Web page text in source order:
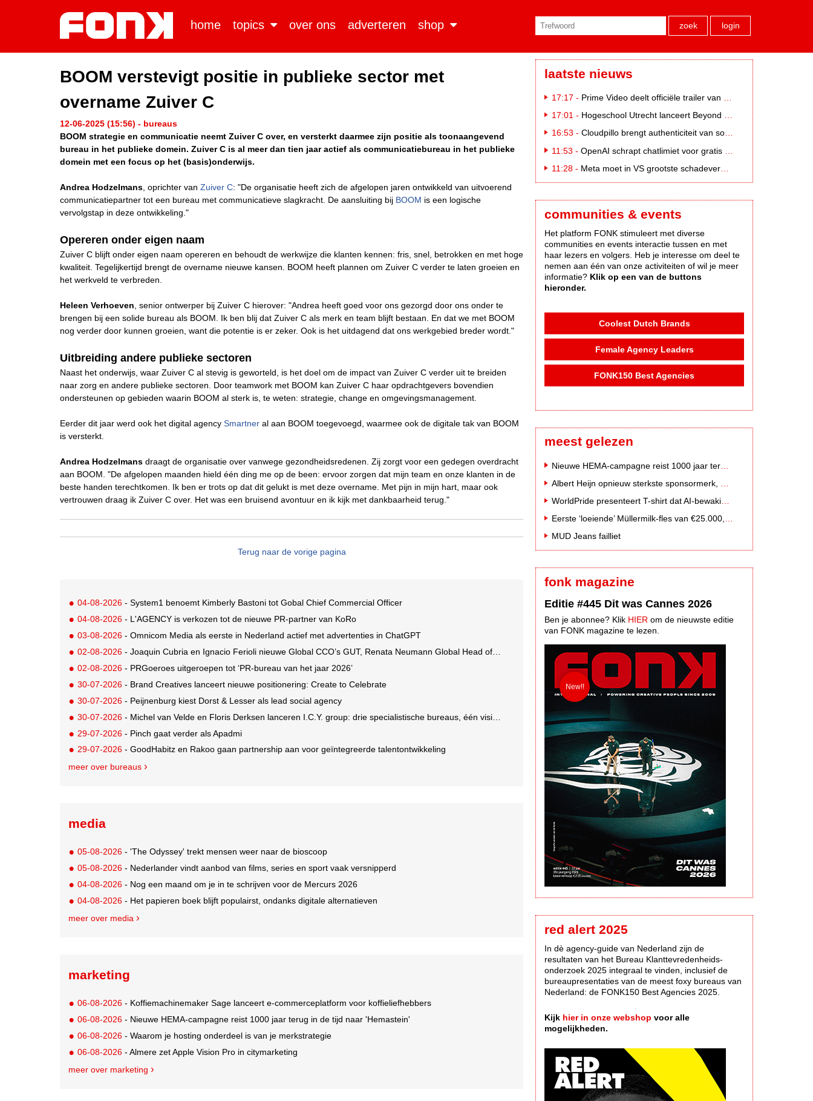
home topics over ons adverteren shop zoek login
BOOM verstevigt positie in publieke sector met
overname Zuiver C
12-06-2025 (15:56) - bureaus
BOOM strategie en communicatie neemt Zuiver C over, en versterkt daarmee zijn positie als toonaangevend
bureau in het publieke domein. Zuiver C is al meer dan tien jaar actief als communicatiebureau in het publieke
domein met een focus op het (basis)onderwijs.
Andrea Hodzelmans , oprichter van Zuiver C: "De organisatie heeft zich de afgelopen jaren ontwikkeld van uitvoerend
communicatiepartner tot een bureau met communicatieve slagkracht. De aansluiting bij BOOM is een logische
vervolgstap in deze ontwikkeling."
Opereren onder eigen naam
Zuiver C blijft onder eigen naam opereren en behoudt de werkwijze die klanten kennen: fris, snel, betrokken en met hoge
kwaliteit. Tegelijkertijd brengt de overname nieuwe kansen. BOOM heeft plannen om Zuiver C verder te laten groeien en
het werkveld te verbreden.
Heleen Verhoeven , senior ontwerper bij Zuiver C hierover: "Andrea heeft goed voor ons gezorgd door ons onder te
brengen bij een solide bureau als BOOM. Ik ben blij dat Zuiver C als merk en team blijft bestaan. En dat we met BOOM
nog verder door kunnen groeien, want die potentie is er zeker. Ook is het uitdagend dat ons werkgebied breder wordt."
Uitbreiding andere publieke sectoren
Naast het onderwijs, waar Zuiver C al stevig is geworteld, is het doel om de impact van Zuiver C verder uit te breiden
naar zorg en andere publieke sectoren. Door teamwork met BOOM kan Zuiver C haar opdrachtgevers bovendien
ondersteunen op gebieden waarin BOOM al sterk is, te weten: strategie, change en omgevingsmanagement.
Eerder dit jaar werd ook het digital agency Smartner al aan BOOM toegevoegd, waarmee ook de digitale tak van BOOM
is versterkt.
Andrea Hodzelmans draagt de organisatie over vanwege gezondheidsredenen. Zij zorgt voor een gedegen overdracht
aan BOOM. "De afgelopen maanden hield één ding me op de been: ervoor zorgen dat mijn team en onze klanten in de
beste handen terechtkomen. Ik ben er trots op dat dit gelukt is met deze overname. Met pijn in mijn hart, maar ook
vertrouwen draag ik Zuiver C over. Het was een bruisend avontuur en ik kijk met dankbaarheid terug."
Terug naar de vorige pagina
04-08-2026 - System1 benoemt Kimberly Bastoni tot Gobal Chief Commercial Officer
04-08-2026 - L'AGENCY is verkozen tot de nieuwe PR-partner van KoRo
03-08-2026 - Omnicom Media als eerste in Nederland actief met advertenties in ChatGPT
02-08-2026 - Joaquin Cubria en Ignacio Ferioli nieuwe Global CCO’s GUT, Renata Neumann Global Head of Production
02-08-2026 - PRGoeroes uitgeroepen tot ‘PR-bureau van het jaar 2026’
30-07-2026 - Brand Creatives lanceert nieuwe positionering: Create to Celebrate
30-07-2026 - Peijnenburg kiest Dorst & Lesser als lead social agency
30-07-2026 - Michel van Velde en Floris Derksen lanceren I.C.Y. group: drie specialistische bureaus, één visie op groei
29-07-2026 - Pinch gaat verder als Apadmi
29-07-2026 - GoodHabitz en Rakoo gaan partnership aan voor geïntegreerde talentontwikkeling
meer over bureaus
media
05-08-2026 - 'The Odyssey' trekt mensen weer naar de bioscoop
05-08-2026 - Nederlander vindt aanbod van films, series en sport vaak versnipperd
04-08-2026 - Nog een maand om je in te schrijven voor de Mercurs 2026
04-08-2026 - Het papieren boek blijft populairst, ondanks digitale alternatieven
meer over media
marketing
06-08-2026 - Koffiemachinemaker Sage lanceert e-commerceplatform voor koffieliefhebbers
06-08-2026 - Nieuwe HEMA-campagne reist 1000 jaar terug in de tijd naar 'Hemastein'
06-08-2026 - Waarom je hosting onderdeel is van je merkstrategie
06-08-2026 - Almere zet Apple Vision Pro in citymarketing
meer over marketing
laatste nieuws
17:17 - Prime Video deelt officiële trailer van L*VE KLEINE
17:01 - Hogeschool Utrecht lanceert Beyond Campus binnen International Creative Business
16:53 - Cloudpillo brengt authenticiteit van social naar tv
11:53 - OpenAI schrapt chatlimiet voor gratis ChatGPT-gebruikers
11:28 - Meta moet in VS grootste schadevergoeding ooit betalen: 567 miljoen dollar
communities & events
Het platform FONK stimuleert met diverse
communities en events interactie tussen en met
haar lezers en volgers. Heb je interesse om deel te
nemen aan één van onze activiteiten of wil je meer
informatie? Klik op een van de buttons
hieronder.
Coolest Dutch Brands
Female Agency Leaders
FONK150 Best Agencies
meest gelezen
MUD Jeans failliet
fonk magazine
Editie #445 Dit was Cannes 2026
Ben je abonnee? Klik HIER om de nieuwste editie
van FONK magazine te lezen.
red alert 2025
In dè agency-guide van Nederland zijn de
resultaten van het Bureau Klanttevredenheids-
onderzoek 2025 integraal te vinden, inclusief de
bureaupresentaties van de meest foxy bureaus van
Nederland: de FONK150 Best Agencies 2025.
Kijk hier in onze webshop voor alle
mogelijkheden.